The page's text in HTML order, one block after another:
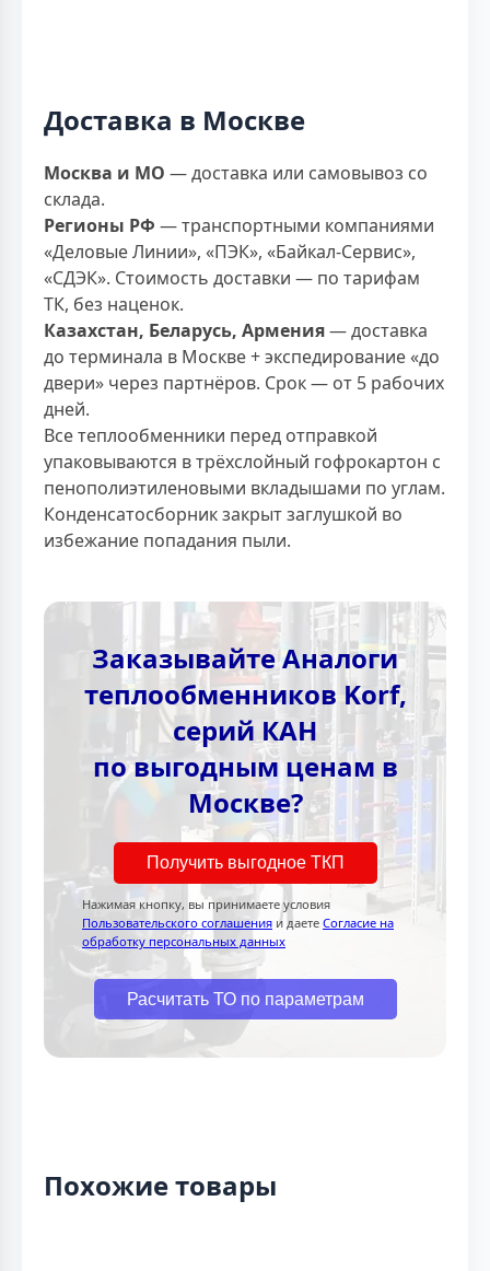
Доставка в Москве
Москва и МО — доставка или самовывоз со
склада.
Регионы РФ — транспортными компаниями
«Деловые Линии», «ПЭК», «Байкал-Сервис»,
«СДЭК». Стоимость доставки — по тарифам
ТК, без наценок.
Казахстан, Беларусь, Армения— доставка
до терминала в Москве + экспедирование «до
двери» через партнёров. Срок — от 5 рабочих
дней.
Все теплообменники перед отправкой
упаковываются в трёхслойный гофрокартон с
пенополиэтиленовыми вкладышами по углам.
Конденсатосборник закрыт заглушкой во
избежание попадания пыли.
Заказывайте Аналоги
теплообменников Korf,
серий КАН
по выгодным ценам в
Москве?
Получить выгодное ТКП
Нажимая кнопку, вы принимаете условия
Пользовательского соглашения и даете Согласие на
обработку персональных данных
Расчитать ТО по параметрам
Похожие товары